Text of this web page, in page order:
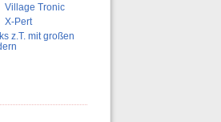
Village Tronic
X-Pert
z.T. mit großen